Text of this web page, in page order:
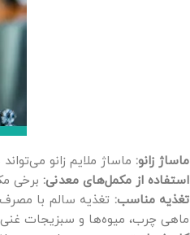
ماساژ زانو: ماساژ ملایم زانو
استفاده از مکمل‌های معدنی: برخی
تغذیه مناسب: تغذیه سالم با
ماهی چرب، میوه‌ها و سبزیجات